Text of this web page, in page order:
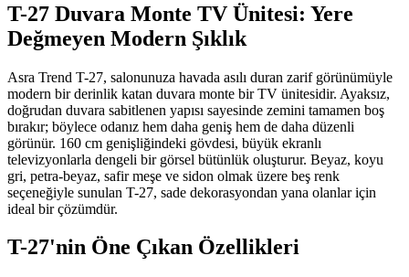
T-27 Duvara Monte TV Ünitesi: Yere
Değmeyen Modern Şıklık
Asra Trend T-27, salonunuza havada asılı duran zarif görünümüyle
modern bir derinlik katan duvara monte bir TV ünitesidir. Ayaksız,
doğrudan duvara sabitlenen yapısı sayesinde zemini tamamen boş
bırakır; böylece odanız hem daha geniş hem de daha düzenli
görünür. 160 cm genişliğindeki gövdesi, büyük ekranlı
televizyonlarla dengeli bir görsel bütünlük oluşturur. Beyaz, koyu
gri, petra-beyaz, safir meşe ve sidon olmak üzere beş renk
seçeneğiyle sunulan T-27, sade dekorasyondan yana olanlar için
ideal bir çözümdür.
T-27'nin Öne Çıkan Özellikleri